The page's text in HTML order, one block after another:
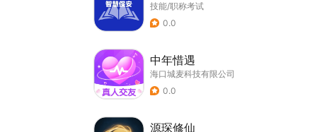
技能/职称考试
0.0
中年惜遇
海口城麦科技有限公司
0.0
源琛修仙